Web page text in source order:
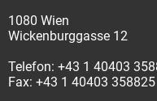
1080 Wien
Wickenburggasse 12
Telefon: +43 1 40403
Fax: +43 1 40403 358825